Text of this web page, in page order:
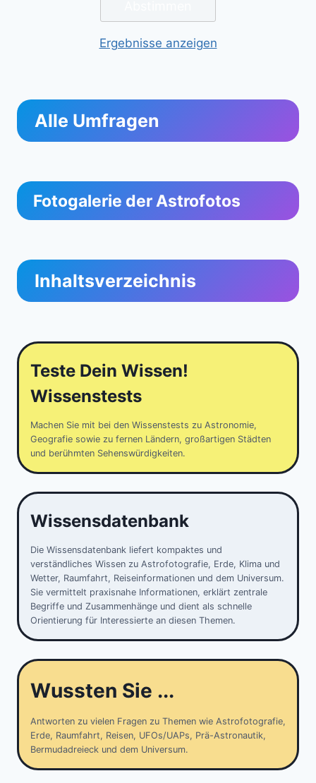
Ergebnisse anzeigen
Alle Umfragen
Fotogalerie der Astrofotos
Inhaltsverzeichnis
Teste Dein Wissen!
Wissenstests
Machen Sie mit bei den Wissenstests zu Astronomie,
Geografie sowie zu fernen Ländern, großartigen Städten
und berühmten Sehenswürdigkeiten.
Wissensdatenbank
Die Wissensdatenbank liefert kompaktes und
verständliches Wissen zu Astrofotografie, Erde, Klima und
Wetter, Raumfahrt, Reiseinformationen und dem Universum.
Sie vermittelt praxisnahe Informationen, erklärt zentrale
Begriffe und Zusammenhänge und dient als schnelle
Orientierung für Interessierte an diesen Themen.
Wussten Sie ...
Antworten zu vielen Fragen zu Themen wie Astrofotografie,
Erde, Raumfahrt, Reisen, UFOs/UAPs, Prä-Astronautik,
Bermudadreieck und dem Universum.